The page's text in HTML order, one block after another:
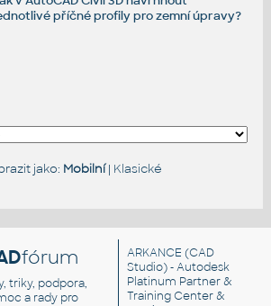
příčné profily pro zemní úpravy?
jako: Mobilní| Klasické
fórum
triky, podpora,
a rady pro
ARKANCE (CAD
Studio) - Autodesk
Platinum Partner &
Training Center &